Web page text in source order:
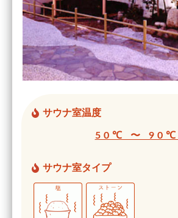
サウナ室温度
50℃ 〜 90℃
サウナ室タイプ